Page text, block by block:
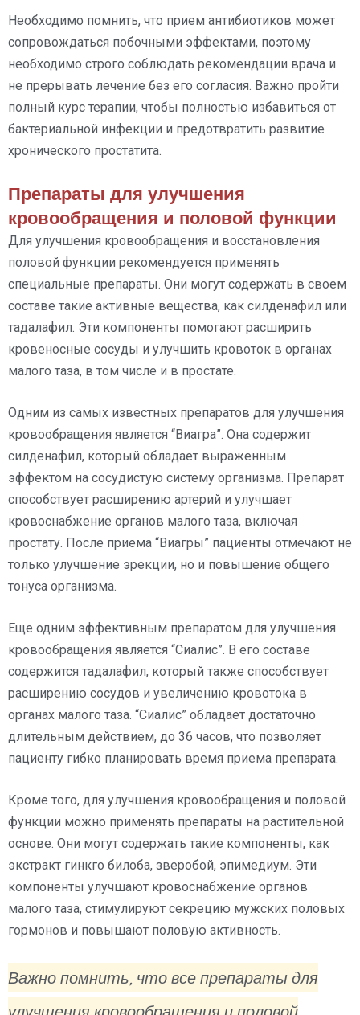
Необходимо помнить, что прием антибиотиков может
сопровождаться побочными эффектами, поэтому
необходимо строго соблюдать рекомендации врача и
не прерывать лечение без его согласия. Важно пройти
полный курс терапии, чтобы полностью избавиться от
бактериальной инфекции и предотвратить развитие
хронического простатита.
Препараты для улучшения
кровообращения и половой функции
Для улучшения кровообращения и восстановления
половой функции рекомендуется применять
специальные препараты. Они могут содержать в своем
составе такие активные вещества, как силденафил или
тадалафил. Эти компоненты помогают расширить
кровеносные сосуды и улучшить кровоток в органах
малого таза, в том числе и в простате.
Одним из самых известных препаратов для улучшения
кровообращения является “Виагра”. Она содержит
силденафил, который обладает выраженным
эффектом на сосудистую систему организма. Препарат
способствует расширению артерий и улучшает
кровоснабжение органов малого таза, включая
простату. После приема “Виагры” пациенты отмечают не
только улучшение эрекции, но и повышение общего
тонуса организма.
Еще одним эффективным препаратом для улучшения
кровообращения является “Сиалис”. В его составе
содержится тадалафил, который также способствует
расширению сосудов и увеличению кровотока в
органах малого таза. “Сиалис” обладает достаточно
длительным действием, до 36 часов, что позволяет
пациенту гибко планировать время приема препарата.
Кроме того, для улучшения кровообращения и половой
функции можно применять препараты на растительной
основе. Они могут содержать такие компоненты, как
экстракт гинкго билоба, зверобой, эпимедиум. Эти
компоненты улучшают кровоснабжение органов
малого таза, стимулируют секрецию мужских половых
гормонов и повышают половую активность.
Важно помнить, что все препараты для